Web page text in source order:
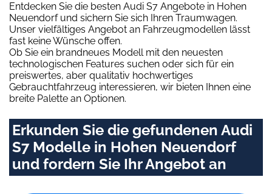
Entdecken Sie die besten Audi S7 Angebote in Hohen
Neuendorf und sichern Sie sich Ihren Traumwagen.
Unser vielfältiges Angebot an Fahrzeugmodellen lässt
fast keine Wünsche offen.
Ob Sie ein brandneues Modell mit den neuesten
technologischen Features suchen oder sich für ein
preiswertes, aber qualitativ hochwertiges
Gebrauchtfahrzeug interessieren, wir bieten Ihnen eine
breite Palette an Optionen.
Erkunden Sie die gefundenen Audi
S7 Modelle in Hohen Neuendorf
und fordern Sie Ihr Angebot an